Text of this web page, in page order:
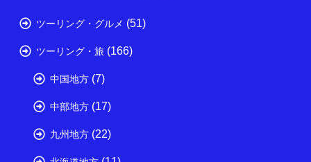
ツーリング・グルメ (51)
ツーリング・旅 (166)
中国地方 (7)
中部地方 (17)
九州地方 (22)